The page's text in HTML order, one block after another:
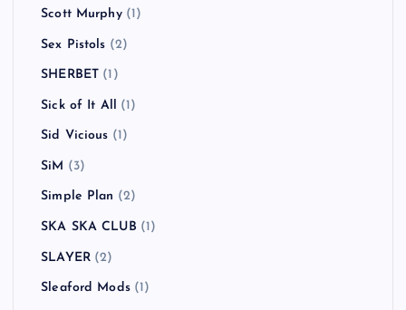
Scott Murphy(1)
Sex Pistols (2)
SHERBET (1)
Sick of It All (1)
Sid Vicious (1)
SiM (3)
Simple Plan (2)
SKA SKA CLUB (1)
SLAYER(2)
Sleaford Mods(1)